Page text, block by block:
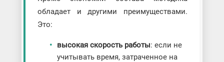
обладает и другими преимуществами.
Это:
высокая скорость работы: если не
учитывать время, затраченное на